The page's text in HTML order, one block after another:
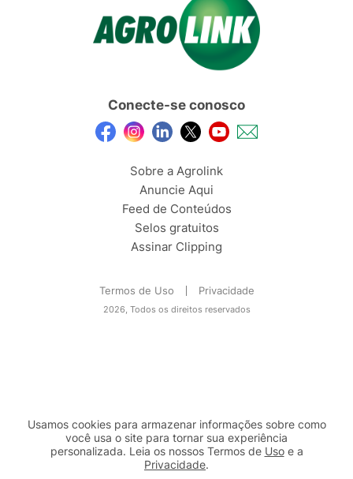
Conecte-se conosco
Sobre a Agrolink
Anuncie Aqui
Feed de Conteúdos
Selos gratuitos
Assinar Clipping
Termos de Uso Privacidade
2026, Todos os direitos reservados
Usamos cookies para armazenar informações sobre como
você usa o site para tornar sua experiência
personalizada. Leia os nossos Termos de Usoe a
Privacidade.